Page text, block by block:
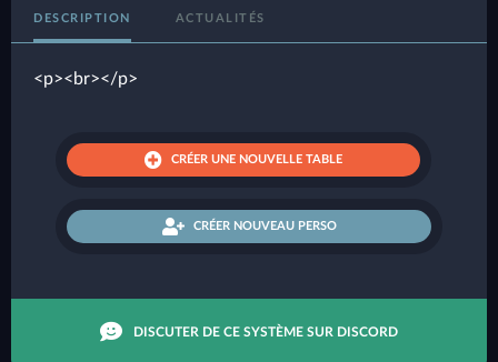
DESCRIPTION ACTUALITÉS
<p><br></p>
CRÉER UNE NOUVELLE TABLE
CRÉER NOUVEAU PERSO
DISCUTER DE CE SYSTÈME SUR DISCORD